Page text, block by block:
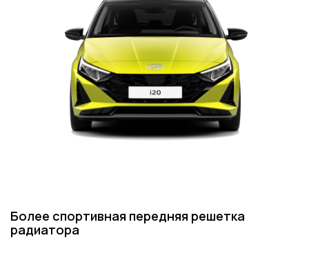
Более спортивная передняя решетка
радиатора